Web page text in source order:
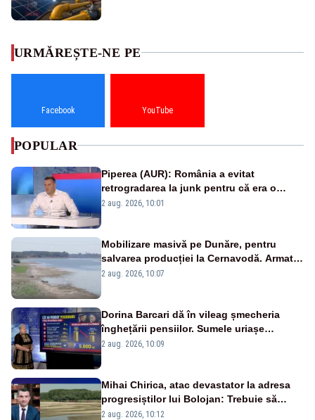
URMĂREȘTE-NE PE
Facebook YouTube
POPULAR
Piperea (AUR): România a evitat
retrogradarea la junk pentru că era o
catastrofă pentru bănci și fondurile de
2 aug. 2026, 10:01
Mobilizare masivă pe Dunăre, pentru
salvarea producției la Cernavodă. Armata
va detona o stâncă și va devia apa
2 aug. 2026, 10:07
Dorina Barcari dă în vileag șmecheria
înghețării pensiilor. Sumele uriașe
pierdute de fiecare român
2 aug. 2026, 10:09
Mihai Chirica, atac devastator la adresa
progresiștilor lui Bolojan: Trebuie să
protejăm și natura, dar nu șținem omaneii
2 aug. 2026, 10:12